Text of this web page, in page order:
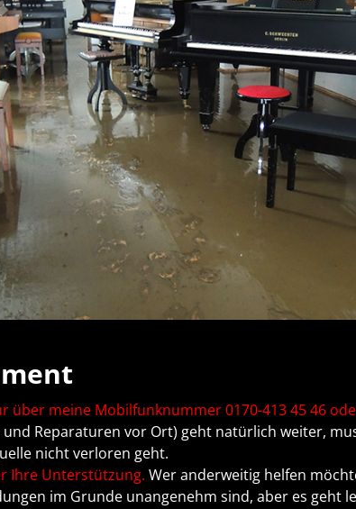
über meine Mobilfunknummer 0170-413 45 46
Reparaturen vor Ort) geht natürlich weiter,
nicht verloren geht.
Ihre Unterstützung. Wer anderweitig helfen
im Grunde unangenehm sind, aber es geht